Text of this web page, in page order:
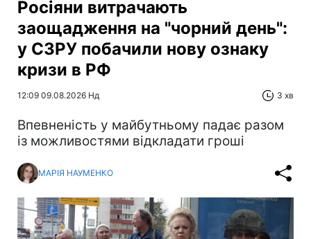
Росіяни витрачають
заощадження на "чорний день":
у СЗРУ побачили нову ознаку
кризи в РФ
12:09 09.08.2026 Нд 3 хв
Впевненість у майбутньому падає разом
із можливостями відкладати гроші
МАРІЯ НАУМЕНКО